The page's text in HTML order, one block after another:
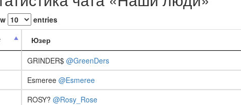
entries
Юзер
GRINDER$ @GreenDers
Esmeree @Esmeree
ROSY? @Rosy_Rose